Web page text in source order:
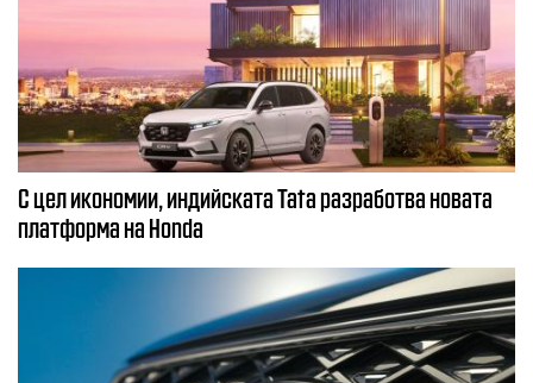
С цел икономии, индийската Tata разработва новата
платформа на Honda